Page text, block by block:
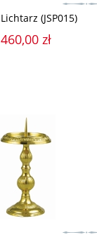
Lichtarz (JSP015)
460,00 zł